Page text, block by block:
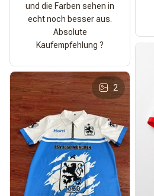
und die Farben sehen in
echt noch besser aus.
Absolute
Kaufempfehlung ?
2